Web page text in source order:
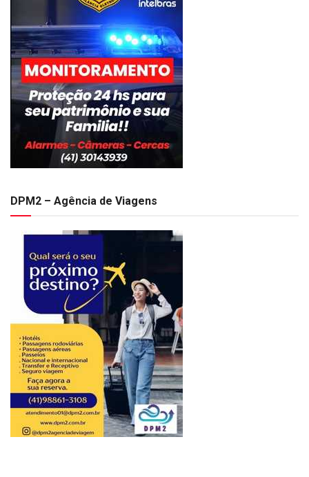
DPM2 – Agência de Viagens